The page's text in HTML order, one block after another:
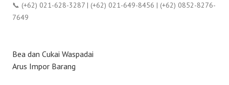
📞 (+62) 021-628-3287 | (+62) 021-649-8456 | (+62) 0852-8276-
7649
Bea dan Cukai Waspadai
Arus Impor Barang